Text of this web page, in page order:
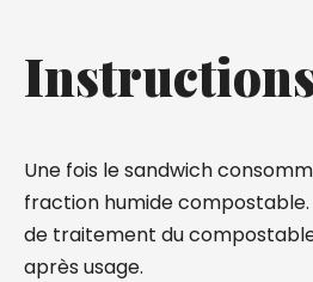
Une fois le sandwich
fraction humide compostable.
de traitement du
après usage.